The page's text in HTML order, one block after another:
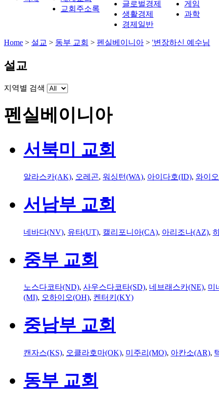
교회주소록
글로벌경제
생활경제
경제일반
게임
과학
Home > 설교 > 동부 교회 > 펜실베이니아 > '변장하신 예수님
설교
지역별 검색
펜실베이니아
서북미 교회
알라스카(AK), 오레곤, 워싱턴(WA), 아이다호(ID), 와이
서남부 교회
네바다(NV), 유타(UT), 캘리포니아(CA), 아리조나(AZ),
중부 교회
노스다코타(ND), 사우스다코타(SD), 네브래스카(NE), 미
(MI), 오하이오(OH), 켄터키(KY)
중남부 교회
캔자스(KS), 오클라호마(OK), 미주리(MO), 아칸소(AR),
동부 교회